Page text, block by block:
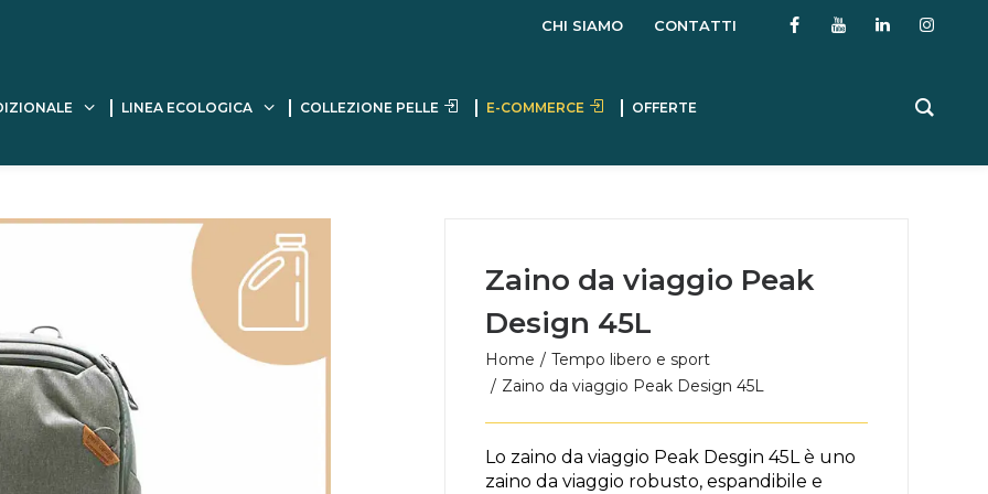
CHI SIAMO CONTATTI
LINEA ECOLOGICA COLLEZIONE PELLE E-COMMERCE OFFERTE
Zaino da viaggio Peak
Design 45L
Home
Tempo libero e sport
Zaino da viaggio Peak Design 45L
Lo zaino da viaggio Peak Desgin 45L è uno
zaino da viaggio robusto, espandibile e